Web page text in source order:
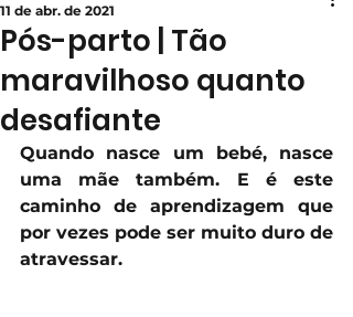
Pós-parto | Tão
maravilhoso quanto
desafiante
11 de abr. de 2021
Quando nasce um bebé, nasce
uma mãe também. E é este
caminho de aprendizagem que
por vezes pode ser muito duro de
atravessar.